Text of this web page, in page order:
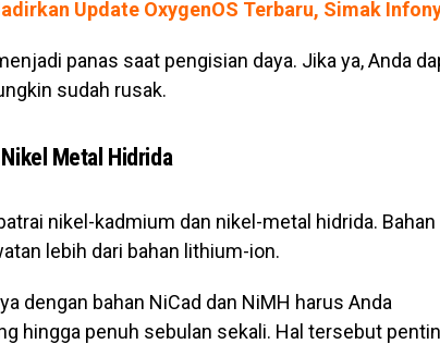
Update OxygenOS Terbaru, Simak
panas saat pengisian daya. Jika ya, Anda
sudah rusak.
Metal Hidrida
nikel-kadmium dan nikel-metal hidrida. Bahan
lebih dari bahan lithium-ion.
dengan bahan NiCad dan NiMH harus Anda
hingga penuh sebulan sekali. Hal tersebut